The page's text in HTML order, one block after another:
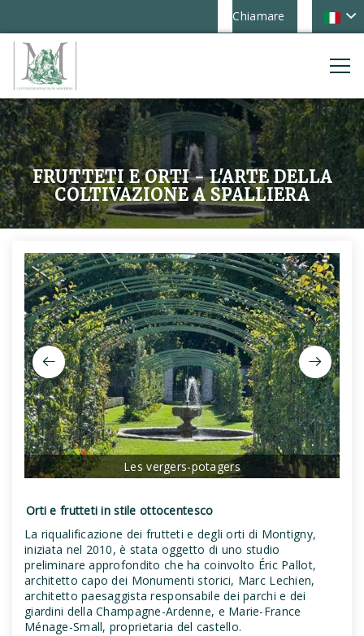
Chiamare
FRUTTETI E ORTI - L'ARTE DELLA
COLTIVAZIONE A SPALLIERA
Les vergers-potagers
Orti e frutteti in stile ottocentesco
La riqualificazione dei frutteti e degli orti di Montigny,
iniziata nel 2010, è stata oggetto di uno studio
preliminare approfondito che ha coinvolto Éric Pallot,
architetto capo dei Monumenti storici, Marc Lechien,
architetto paesaggista responsabile dei parchi e dei
giardini della Champagne-Ardenne, e Marie-France
Ménage-Small, proprietaria del castello.